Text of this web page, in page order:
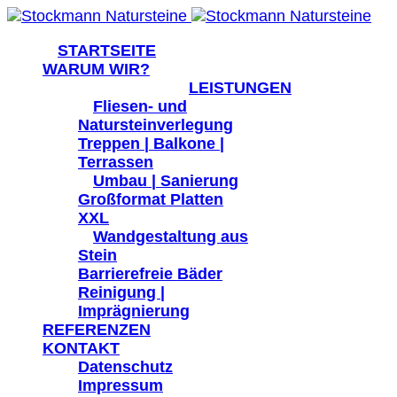
STARTSEITE
WARUM WIR?
LEISTUNGEN
Fliesen- und
Natursteinverlegung
Treppen | Balkone |
Terrassen
Umbau | Sanierung
Großformat Platten
XXL
Wandgestaltung aus
Stein
Barrierefreie Bäder
Reinigung |
Imprägnierung
REFERENZEN
KONTAKT
Datenschutz
Impressum